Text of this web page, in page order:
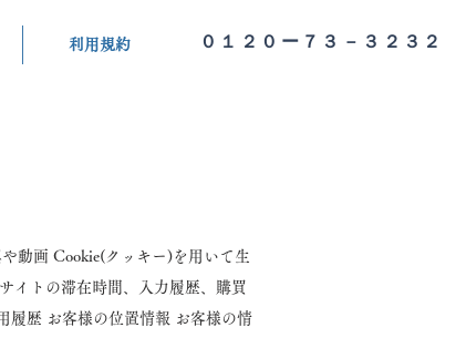
利用規約 ０１２０ー７３－３２３２
動画 Cookie(クッキー)を用いて生
イトの滞在時間、入力履歴、購買
履歴 お客様の位置情報 お客様の情